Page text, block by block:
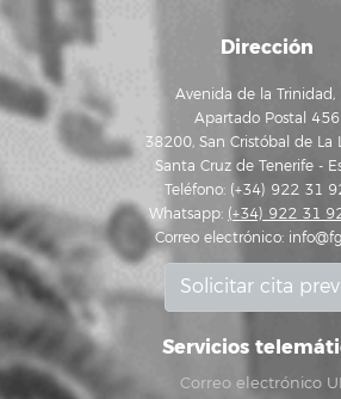
Dirección
Avenida de la Trinidad,
Apartado Postal 456
38200, San Cristóbal de La
Santa Cruz de Tenerife -
Teléfono: (+34) 922 31
Whatsapp: (+34) 922 31
Correo electrónico:
Solicitar cita
Servicios
Correo electrónico